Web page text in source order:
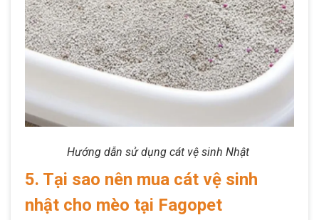
Hướng dẫn sử dụng cát vệ sinh Nhật
5. Tại sao nên mua cát vệ sinh
nhật cho mèo tại Fagopet